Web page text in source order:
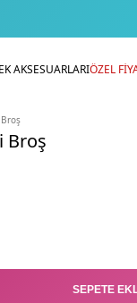
AKSESUARLARIÖZEL
Broş
SEPETE